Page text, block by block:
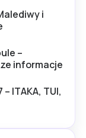
i
–
informacje
ITAKA, TUI,